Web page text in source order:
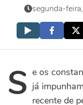
segunda-
Se os
já
recente de